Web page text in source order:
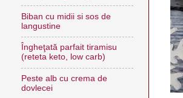
Biban cu midii si sos de
langustine
Îngheţată parfait tiramisu
(reteta keto, low carb)
Peste alb cu crema de
dovlecei